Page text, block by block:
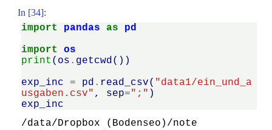
In [34]:
import pandas as
pd
import
os
print ( os . getcwd ())
exp_inc
= pd . read_csv( "data1/ein_und_a
usgaben.csv" , sep=";" )
exp_inc
/data/Dropbox (Bodenseo)/note